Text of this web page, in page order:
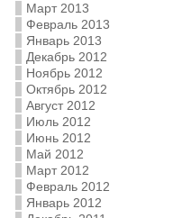
Март 2013
Февраль 2013
Январь 2013
Декабрь 2012
Ноябрь 2012
Октябрь 2012
Август 2012
Июль 2012
Июнь 2012
Май 2012
Март 2012
Февраль 2012
Январь 2012